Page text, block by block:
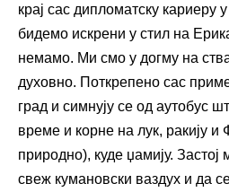
крај сас дипломатску кариеру
бидемо искрени у стил на
немамо. Ми смо у догму на
духовно. Поткрепено сас
град и симнују се од аутобус
време и корне на лук, ракију
природно), куде џамију.
свеж кумановски ваздух и да